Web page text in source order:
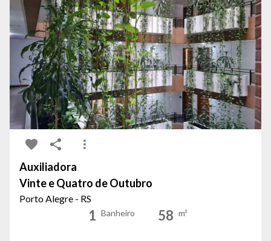
Auxiliadora
Vinte e Quatro de Outubro
Porto Alegre - RS
1 Banheiro 58 m²